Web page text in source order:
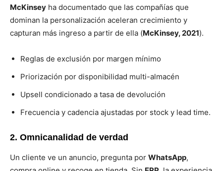
McKinsey ha documentado que las compañías que
dominan la personalización aceleran crecimiento y
capturan más ingreso a partir de ella (McKinsey, 2021).
Reglas de exclusión por margen mínimo
Priorización por disponibilidad multi-almacén
Upsell condicionado a tasa de devolución
Frecuencia y cadencia ajustadas por stock y lead time.
2. Omnicanalidad de verdad
Un cliente ve un anuncio, pregunta por WhatsApp,